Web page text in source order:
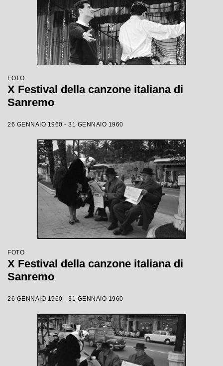
FOTO
X Festival della canzone italiana di
Sanremo
26 GENNAIO 1960 - 31 GENNAIO 1960
FOTO
X Festival della canzone italiana di
Sanremo
26 GENNAIO 1960 - 31 GENNAIO 1960